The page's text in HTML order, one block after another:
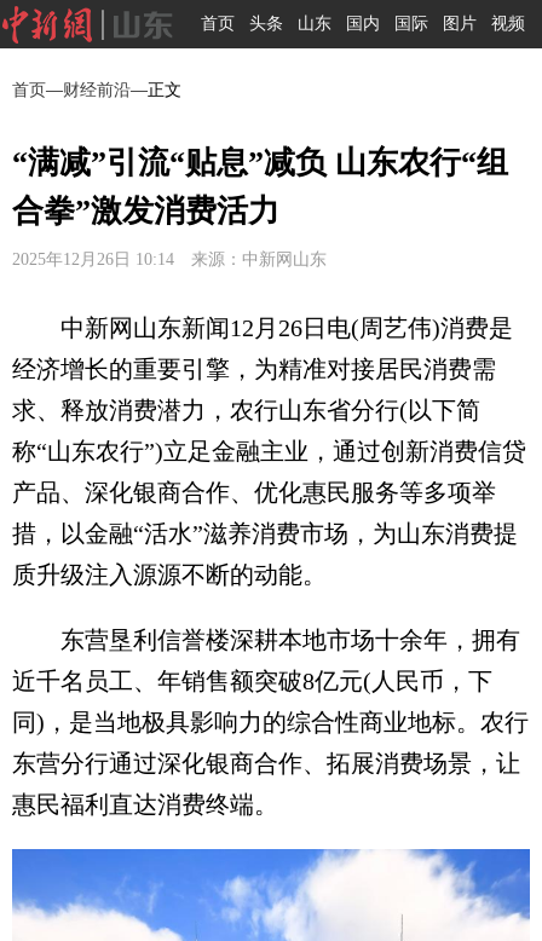
首页 头条 山东 国内 国际 图片 视频
首页—财经前沿—正文
“满减”引流“贴息”减负 山东农行“组
合拳”激发消费活力
2025年12月26日 10:14 来源：中新网山东
中新网山东新闻12月26日电(周艺伟)消费是
经济增长的重要引擎，为精准对接居民消费需
求、释放消费潜力，农行山东省分行(以下简
称“山东农行”)立足金融主业，通过创新消费信贷
产品、深化银商合作、优化惠民服务等多项举
措，以金融“活水”滋养消费市场，为山东消费提
质升级注入源源不断的动能。
东营垦利信誉楼深耕本地市场十余年，拥有
近千名员工、年销售额突破8亿元(人民币，下
同)，是当地极具影响力的综合性商业地标。农行
东营分行通过深化银商合作、拓展消费场景，让
惠民福利直达消费终端。